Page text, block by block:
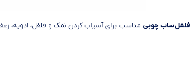
فلفل‌ساب چوبی مناسب برای آسیاب کردن نمک و فلفل، ادویه،